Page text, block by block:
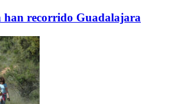
han recorrido Guadalajara